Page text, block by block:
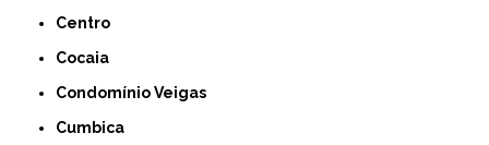
Centro
Cocaia
Condomínio Veigas
Cumbica